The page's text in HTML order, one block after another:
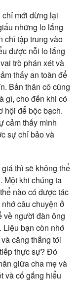
mới dừng lại
những lo lắng
chỉ tập trung vào
được nỗi lo lắng
trò phán xét và
thấy an toàn để
Bản thân cô cũng
gì, cho đến khi có
hội để bộc bạch.
cảm thấy mình
sự chỉ bảo và
thì sẽ không thể
Một khi chúng ta
nào có được tác
câu chuyện ở
về người đàn ông
Liệu bạn còn nhớ
căng thẳng tới
thực sự? Đó
giữa cha mẹ và
và cố gắng hiểu